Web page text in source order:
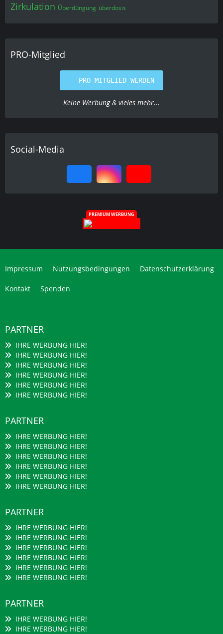
Zirkulation Überdüngung überdosis
PRO-Mitglied
PRO-MITGLIED WERDEN
Keine Werbung & vieles mehr...
Social-Media
PREMIUM WERBUNG
Impressum Nutzungsbedingungen Datenschutzerklärung
Kontakt Spenden
PARTNER
IHRE WERBUNG HIER!
IHRE WERBUNG HIER!
IHRE WERBUNG HIER!
IHRE WERBUNG HIER!
IHRE WERBUNG HIER!
IHRE WERBUNG HIER!
PARTNER
IHRE WERBUNG HIER!
IHRE WERBUNG HIER!
IHRE WERBUNG HIER!
IHRE WERBUNG HIER!
IHRE WERBUNG HIER!
IHRE WERBUNG HIER!
PARTNER
IHRE WERBUNG HIER!
IHRE WERBUNG HIER!
IHRE WERBUNG HIER!
IHRE WERBUNG HIER!
IHRE WERBUNG HIER!
IHRE WERBUNG HIER!
PARTNER
IHRE WERBUNG HIER!
IHRE WERBUNG HIER!